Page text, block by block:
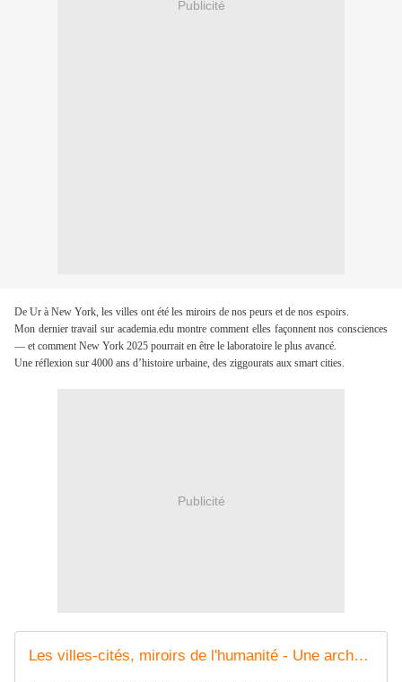
Publicité
De Ur à New York, les villes ont été les miroirs de nos peurs et de nos espoirs.
Mon dernier travail sur academia.edu montre comment elles façonnent nos consciences
— et comment New York 2025 pourrait en être le laboratoire le plus avancé.
Une réflexion sur 4000 ans d’histoire urbaine, des ziggourats aux smart cities.
Publicité
Les villes-cités, miroirs de l'humanité - Une archéologie des symboles urbains, de l'Antiquité à l'ère globale